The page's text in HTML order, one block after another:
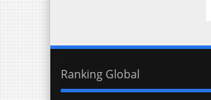
Ranking Global